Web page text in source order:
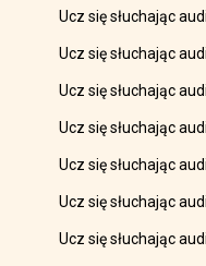
Ucz się słuchając
Ucz się słuchając
Ucz się słuchając
Ucz się słuchając
Ucz się słuchając
Ucz się słuchając
Ucz się słuchając